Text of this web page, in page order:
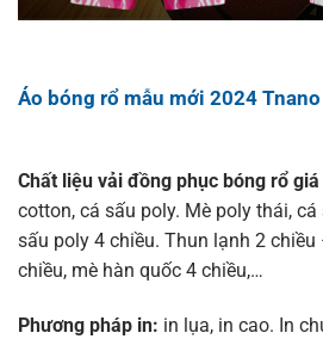
Áo bóng rổ mẫu mới 2024 Tnano
Chất liệu vải đồng phục bóng rổ
cotton, cá sấu poly. Mè poly thái,
sấu poly 4 chiều. Thun lạnh 2 chiều
chiều, mè hàn quốc 4 chiều,…
Phương pháp in: in lụa, in cao. In